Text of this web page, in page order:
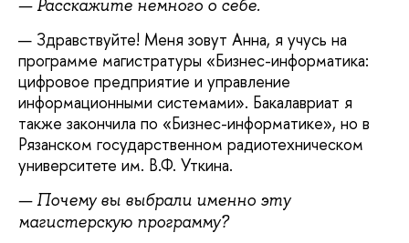
— Расскажите немного о себе.
— Здравствуйте! Меня зовут Анна, я учусь на
программе магистратуры «Бизнес-информатика:
цифровое предприятие и управление
информационными системами». Бакалавриат я
также закончила по «Бизнес-информатике», но в
Рязанском государственном радиотехническом
университете им. В.Ф. Уткина.
— Почему вы выбрали именно эту
магистерскую программу?